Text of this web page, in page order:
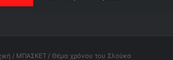
/ ΜΠΑΣΚΕΤ / Θέμα χρόνου του Σλούκα